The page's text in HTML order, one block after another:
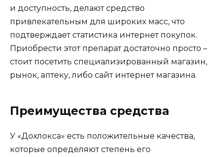
и доступность, делают средство
привлекательным для широких масс, что
подтверждает статистика интернет покупок.
Приобрести этот препарат достаточно просто –
стоит посетить специализированный магазин,
рынок, аптеку, либо сайт интернет магазина.
Преимущества средства
У «Дохлокса» есть положительные качества,
которые определяют степень его